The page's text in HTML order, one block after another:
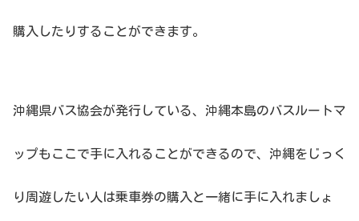
購入したりすることができます。
沖縄県バス協会が発行している、沖縄本島のバスルートマ
ップもここで手に入れることができるので、沖縄をじっく
り周遊したい人は乗車券の購入と一緒に手に入れましょ